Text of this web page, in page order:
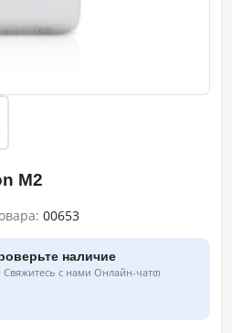
M2
00653
наличие
Свяжитесь с нами Онлайн-чатთ